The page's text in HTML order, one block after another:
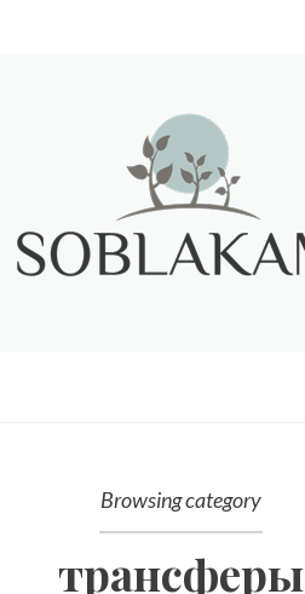
Browsing category
трансферы